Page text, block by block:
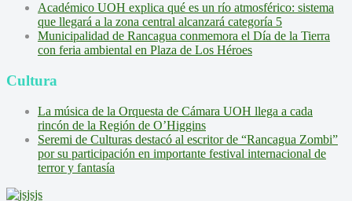
Académico UOH explica qué es un río atmosférico: sistema
que llegará a la zona central alcanzará categoría 5
Municipalidad de Rancagua conmemora el Día de la Tierra
con feria ambiental en Plaza de Los Héroes
Cultura
La música de la Orquesta de Cámara UOH llega a cada
rincón de la Región de O’Higgins
Seremi de Culturas destacó al escritor de “Rancagua Zombi”
por su participación en importante festival internacional de
terror y fantasía